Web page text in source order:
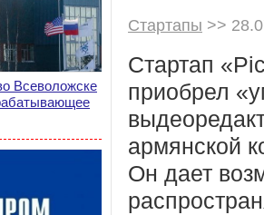
Всеволожске
Стартапы >>
Стартап
приобрел
армянской
Он дает